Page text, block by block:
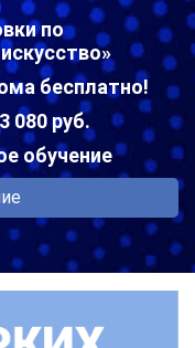
по
бесплатно!
080 руб.
обучение